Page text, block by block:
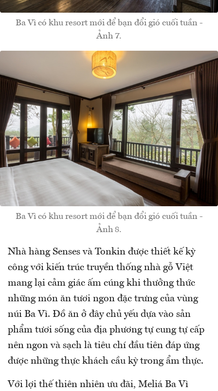
Ba Vì có khu resort mới để bạn đổi gió cuối tuần -
Ảnh 7.
Ba Vì có khu resort mới để bạn đổi gió cuối tuần -
Ảnh 8.
Nhà hàng Senses và Tonkin được thiết kế kỳ
công với kiến trúc truyền thống nhà gỗ Việt
mang lại cảm giác ấm cúng khi thưởng thức
những món ăn tươi ngon đặc trưng của vùng
núi Ba Vì. Đồ ăn ở đây chủ yếu dựa vào sản
phẩm tươi sống của địa phương tự cung tự cấp
nên ngon và sạch là tiêu chí đầu tiên đáp ứng
được những thực khách cầu kỳ trong ẩm thực.
Với lợi thế thiên nhiên ưu đãi, Meliá Ba Vì